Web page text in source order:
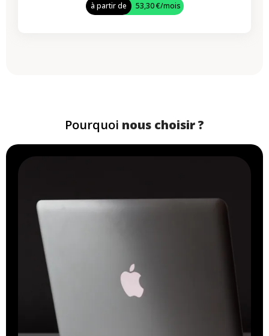
à partir de 53,30 €/mois
Pourquoi nous choisir ?